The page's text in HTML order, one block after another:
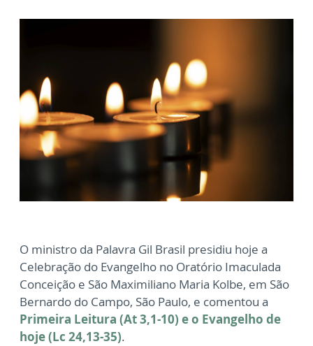
O ministro da Palavra Gil Brasil presidiu hoje a
Celebração do Evangelho no Oratório Imaculada
Conceição e São Maximiliano Maria Kolbe, em São
Bernardo do Campo, São Paulo, e comentou a
Primeira Leitura (At 3,1-10) e o Evangelho de
hoje (Lc 24,13-35).